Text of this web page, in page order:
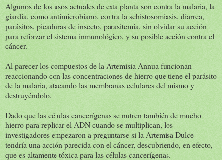
Algunos de los usos actuales de esta planta son contra la malaria, la
giardia, como antimicrobiano, contra la schistosomiasis, diarrea,
parásitos, picaduras de insecto, parasitemia, sin olvidar su acción
para reforzar el sistema inmunológico, y su posible acción contra el
cáncer.
Al parecer los compuestos de la Artemisia Annua funcionan
reaccionando con las concentraciones de hierro que tiene el parásito
de la malaria, atacando las membranas celulares del mismo y
destruyéndolo.
Dado que las células cancerígenas se nutren también de mucho
hierro para replicar el ADN cuando se multiplican, los
investigadores empezaron a preguntarse si la Artemisa Dulce
tendría una acción parecida con el cáncer, descubriendo, en efecto,
que es altamente tóxica para las células cancerígenas.